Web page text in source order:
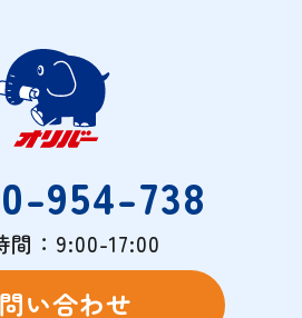
954-738
間：9:00-17:00
い合わせ
件概要
-